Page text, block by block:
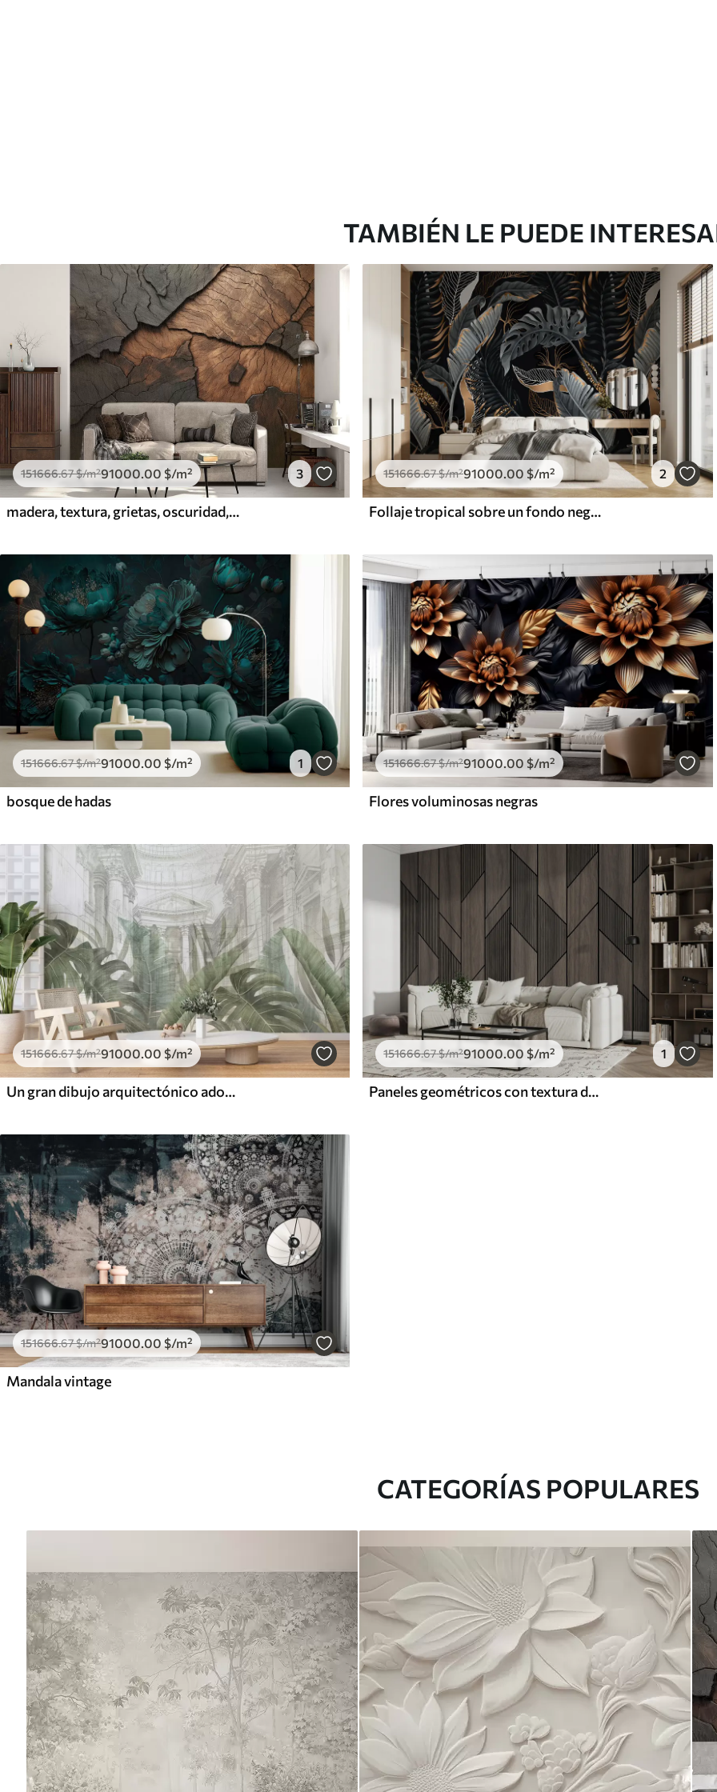
TAMBIÉN LE PUEDE
151666.67$/m²91000 .00 $/m² 3
madera, textura, grietas, oscuridad, corteza, superficie
151666.67$/m²91000 .00 $/m² 2
Follaje tropical sobre un fondo negro
151666.67$/m²91000.00 $/m² 1
bosque de hadas
151666.67$/m²91000.00 $/m²
Flores voluminosas negras
151666.67$/m²91000 .00 $/m²
Un gran dibujo arquitectónico adornado con columnas de mármol y exuberantes plantas verdes tropicales.
151666.67$/m²91000.00 $/m² 1
Paneles geométricos con textura de madera
151666.67$/m²91000.00 $/m²
Mandala vintage
CATEGORÍAS POPULARES